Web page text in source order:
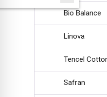
Bio Balance
Linova
Tencel
Safran